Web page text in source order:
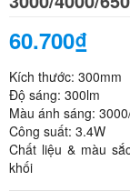
60.700₫
Kích thước: 300mm
Độ sáng: 300lm
Màu ánh sáng:
Công suất: 3.4W
Chất liệu & màu
khối